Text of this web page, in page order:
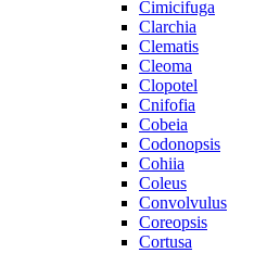
Cimicifuga
Clarchia
Clematis
Cleoma
Clopotel
Cnifofia
Cobeia
Codonopsis
Cohiia
Coleus
Convolvulus
Coreopsis
Cortusa